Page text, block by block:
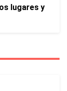
lugares y